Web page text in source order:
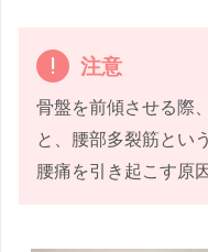
注意
骨盤を前傾させる際
と、腰部多裂筋とい
腰痛を引き起こす原